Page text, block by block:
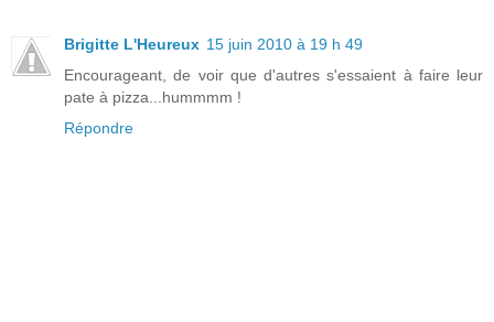
Brigitte L'Heureux 15 juin 2010 à 19 h 49
Encourageant, de voir que d'autres s'essaient à faire leur
pate à pizza...hummmm !
Répondre